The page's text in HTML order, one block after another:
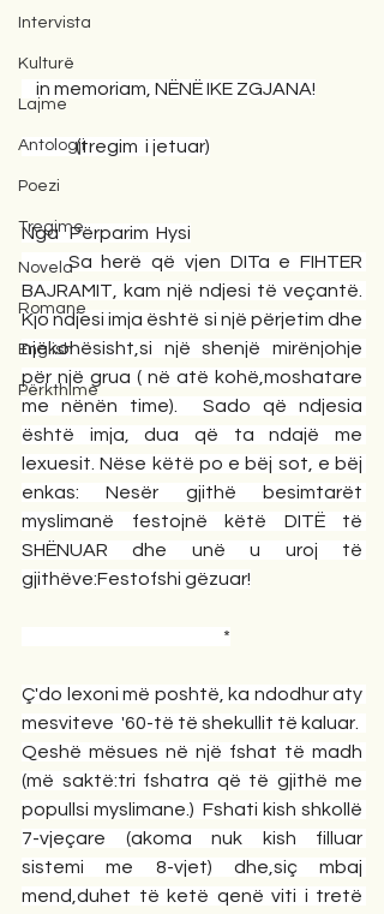
Intervista
Kulturë
Lajme
Antologji
Poezi
Tregime
Novela
Romane
English
Përkthime
in memoriam, NËNË IKE ZGJANA!
(tregim  i jetuar)
Nga   Përparim  Hysi
Sa herë që vjen DITa e FIHTER
BAJRAMIT, kam një ndjesi të veçantë.
Kjo ndjesi imja është si një përjetim dhe
njëkohësisht,si një shenjë mirënjohje
për një grua ( në atë kohë,moshatare
me nënën time).  Sado që ndjesia
është imja, dua që ta ndajë me
lexuesit. Nëse këtë po e bëj sot, e bëj
enkas: Nesër gjithë besimtarët
myslimanë festojnë këtë DITË të
SHËNUAR dhe unë u uroj të
gjithëve:Festofshi gëzuar!
*
Ç'do lexoni më poshtë, ka ndodhur aty
mesviteve  '60-të të shekullit të kaluar.
Qeshë mësues në një fshat të madh
(më saktë:tri fshatra që të gjithë me
popullsi myslimane.)  Fshati kish shkollë
7-vjeçare (akoma nuk kish filluar
sistemi me 8-vjet) dhe,siç mbaj
mend,duhet të ketë qenë viti i tretë